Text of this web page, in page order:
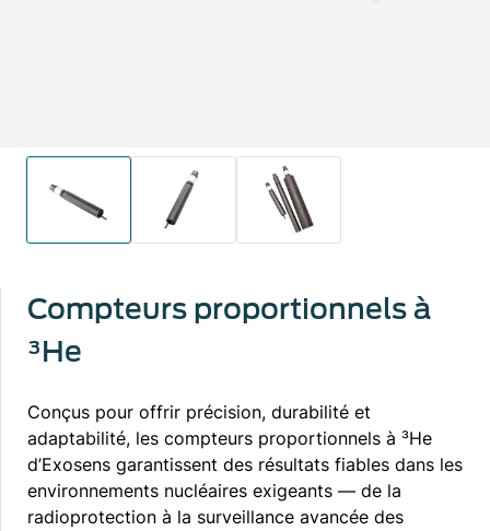
Compteurs proportionnels à
³He
Conçus pour offrir précision, durabilité et
adaptabilité, les compteurs proportionnels à ³He
d’Exosens garantissent des résultats fiables dans les
environnements nucléaires exigeants — de la
radioprotection à la surveillance avancée des